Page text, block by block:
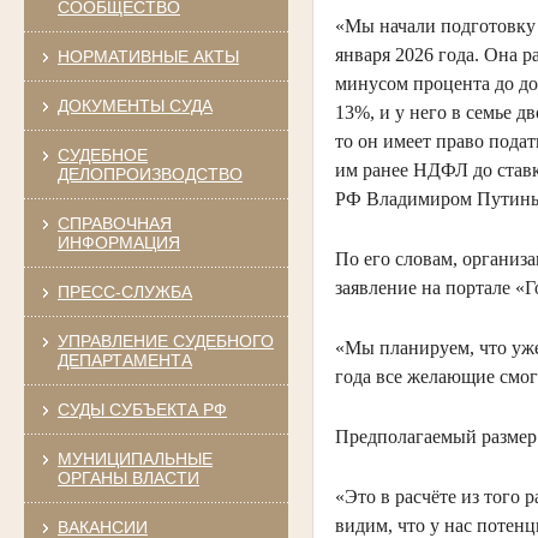
СООБЩЕСТВО
НОРМАТИВНЫЕ АКТЫ
ДОКУМЕНТЫ СУДА
СУДЕБНОЕ
ДЕЛОПРОИЗВОДСТВО
СПРАВОЧНАЯ
ИНФОРМАЦИЯ
ПРЕСС-СЛУЖБА
УПРАВЛЕНИЕ СУДЕБНОГО
ДЕПАРТАМЕНТА
СУДЫ СУБЪЕКТА РФ
МУНИЦИПАЛЬНЫЕ
ОРГАНЫ ВЛАСТИ
ВАКАНСИИ
«Мы начали подготовку
января 2026 года. Она
минусом процента до
13%, и у него в семье
то он имеет право
им ранее НДФЛ до
РФ Владимиром
По его словам,
заявление на портале
«Мы планируем, что
года все желающие
Предполагаемый
«Это в расчёте из того
видим, что у нас